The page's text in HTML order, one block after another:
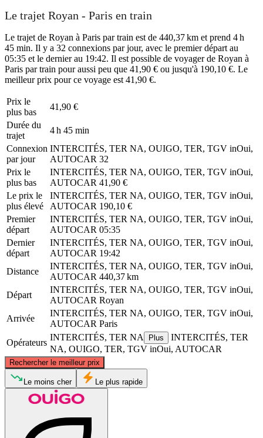
Le trajet Royan - Paris en train
Le trajet de Royan à Paris par train est de 440,37 km et prend 4 h
45 min. Il y a 32 connexions par jour, avec le premier départ au
05:35 et le dernier au 19:42. Il est possible de voyager de Royan à
Paris par train pour aussi peu que 41,90 € ou jusqu'à 190,10 €. Le
meilleur prix pour ce voyage est 41,90 €.
Prix ​​le
plus bas
41,90 €
Durée du
trajet
4 h 45 min
Connexion
par jour
INTERCITÉS, TER NA, OUIGO, TER, TGV inOui,
AUTOCAR 32
Prix ​​le
plus bas
INTERCITÉS, TER NA, OUIGO, TER, TGV inOui,
AUTOCAR 41,90 €
Le prix le
plus élevé
INTERCITÉS, TER NA, OUIGO, TER, TGV inOui,
AUTOCAR 190,10 €
Premier
départ
INTERCITÉS, TER NA, OUIGO, TER, TGV inOui,
AUTOCAR 05:35
Dernier
départ
INTERCITÉS, TER NA, OUIGO, TER, TGV inOui,
AUTOCAR 19:42
Distance
INTERCITÉS, TER NA, OUIGO, TER, TGV inOui,
AUTOCAR 440,37 km
Départ
INTERCITÉS, TER NA, OUIGO, TER, TGV inOui,
AUTOCAR Royan
Arrivée
INTERCITÉS, TER NA, OUIGO, TER, TGV inOui,
AUTOCAR Paris
Opérateurs
INTERCITÉS, TER NA Plus
INTERCITÉS, TER
NA, OUIGO, TER, TGV inOui, AUTOCAR
Rechercher le meilleur prix
© CARTO, ©OpenStreetMapcontributors
Le moins cher Le plus rapide